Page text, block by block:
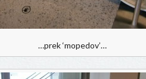
…prek ‘mopedov’…